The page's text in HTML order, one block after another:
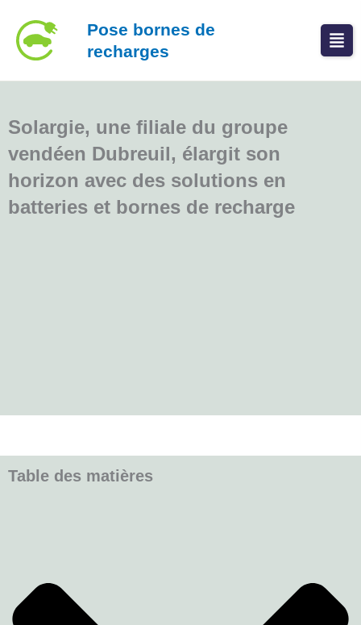
contenu
Pose bornes de
recharges
Solargie, une filiale du groupe
vendéen Dubreuil, élargit son
horizon avec des solutions en
batteries et bornes de recharge
Table des matières